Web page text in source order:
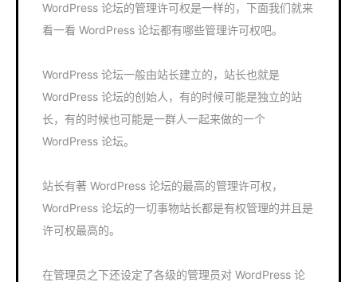
WordPress 论坛的管理许可权是一样的，下面我们就来
看一看 WordPress 论坛都有哪些管理许可权吧。
WordPress 论坛一般由站长建立的，站长也就是
WordPress 论坛的创始人，有的时候可能是独立的站
长，有的时候也可能是一群人一起来做的一个
WordPress 论坛。
站长有著 WordPress 论坛的最高的管理许可权，
WordPress 论坛的一切事物站长都是有权管理的并且是
许可权最高的。
在管理员之下还设定了各级的管理员对 WordPress 论